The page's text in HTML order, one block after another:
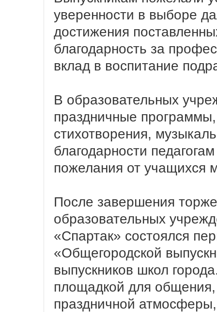
уверенности в выборе
достижения
благодарность за
вклад в воспитание
В образовательных
праздничные
стихотворения,
благодарности
пожелания от учащихся
После завершения
образовательных
«Спартак» состоялся
«Общегородской
выпускников школ
площадкой для
праздничной